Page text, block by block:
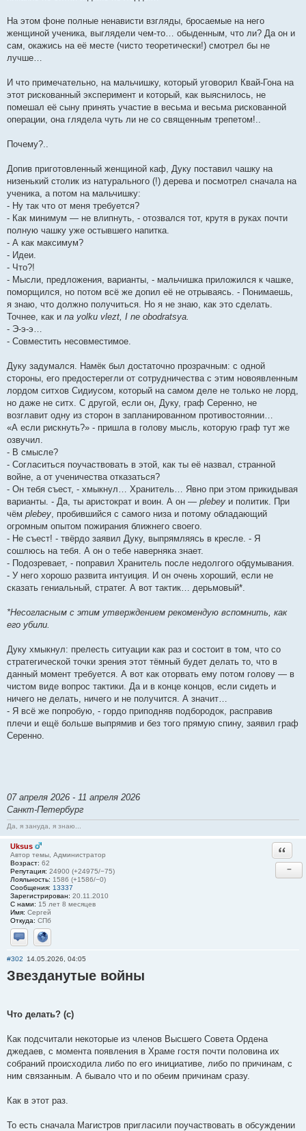
На этом фоне полные ненависти взгляды, бросаемые на него
женщиной ученика, выглядели чем-то… обыденным, что ли? Да он и
сам, окажись на её месте (чисто теоретически!) смотрел бы не
лучше…
И что примечательно, на мальчишку, который уговорил Квай-Гона на
этот рискованный эксперимент и который, как выяснилось, не
помешал её сыну принять участие в весьма и весьма рискованной
операции, она глядела чуть ли не со священным трепетом!..
Почему?..
Допив приготовленный женщиной каф, Дуку поставил чашку на
низенький столик из натурального (!) дерева и посмотрел сначала на
ученика, а потом на мальчишку:
- Ну так что от меня требуется?
- Как минимум — не влипнуть, - отозвался тот, крутя в руках почти
полную чашку уже остывшего напитка.
- А как максимум?
- Идеи.
- Что?!
- Мысли, предложения, варианты, - мальчишка приложился к чашке,
поморщился, но потом всё же допил её не отрываясь. - Понимаешь,
я знаю, что должно получиться. Но я не знаю, как это сделать.
Точнее, как и na yolku vlezt, I ne obodratsya.
- Э-э-э…
- Совместить несовместимое.
Дуку задумался. Намёк был достаточно прозрачным: с одной
стороны, его предостерегли от сотрудничества с этим новоявленным
лордом ситхов Сидиусом, который на самом деле не только не лорд,
но даже не ситх. С другой, если он, Дуку, граф Серенно, не
возглавит одну из сторон в запланированном противостоянии…
«А если рискнуть?» - пришла в голову мысль, которую граф тут же
озвучил.
- В смысле?
- Согласиться поучаствовать в этой, как ты её назвал, странной
войне, а от ученичества отказаться?
- Он тебя съест, - хмыкнул… Хранитель… Явно при этом прикидывая
варианты. - Да, ты аристократ и воин. А он — plebey и политик. При
чём plebey, пробившийся с самого низа и потому обладающий
огромным опытом пожирания ближнего своего.
- Не съест! - твёрдо заявил Дуку, выпрямляясь в кресле. - Я
сошлюсь на тебя. А он о тебе наверняка знает.
- Подозревает, - поправил Хранитель после недолгого обдумывания.
- У него хорошо развита интуиция. И он очень хороший, если не
сказать гениальный, стратег. А вот тактик… дерьмовый*.
*Несогласным с этим утверждением рекомендую вспомнить, как
его убили.
Дуку хмыкнул: прелесть ситуации как раз и состоит в том, что со
стратегической точки зрения этот тёмный будет делать то, что в
данный момент требуется. А вот как оторвать ему потом голову — в
чистом виде вопрос тактики. Да и в конце концов, если сидеть и
ничего не делать, ничего и не получится. А значит…
- Я всё же попробую, - гордо приподняв подбородок, расправив
плечи и ещё больше выпрямив и без того прямую спину, заявил граф
Серенно.
07 апреля 2026 - 11 апреля 2026
Санкт-Петербург
Да, я зануда, я знаю...
Uksus
Автор темы, Администратор
Возраст: 62
Репутация: 24900 (+24975/−75)
Лояльность: 1586 (+1586/−0)
Сообщения: 13337
Зарегистрирован: 20.11.2010
С нами: 15 лет 8 месяцев
Имя: Сергей
Откуда: СПб
Отправить личное сообщение
Сайт
−
#302 14.05.2026, 04:05
Звезданутые войны
Что делать? (с)
Как подсчитали некоторые из членов Высшего Совета Ордена
джедаев, с момента появления в Храме гостя почти половина их
собраний происходила либо по его инициативе, либо по причинам, с
ним связанным. А бывало что и по обеим причинам сразу.
Как в этот раз.
То есть сначала Магистров пригласили поучаствовать в обсуждении